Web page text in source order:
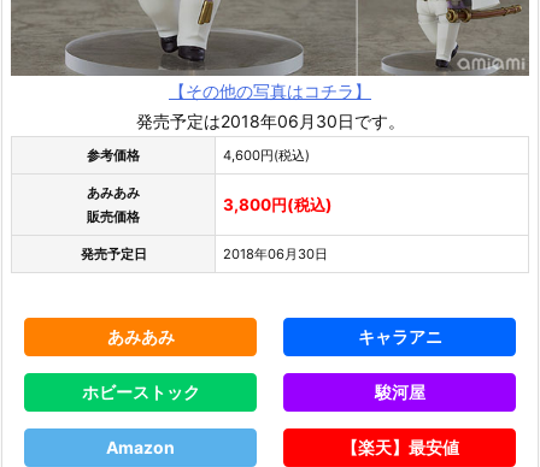
【その他の写真はコチラ】
発売予定は2018年06月30日です。
参考価格 4,600円(税込)
あみあみ
販売価格
3,800円(税込)
発売予定日 2018年06月30日
あみあみ キャラアニ
ホビーストック 駿河屋
Amazon 【楽天】最安値